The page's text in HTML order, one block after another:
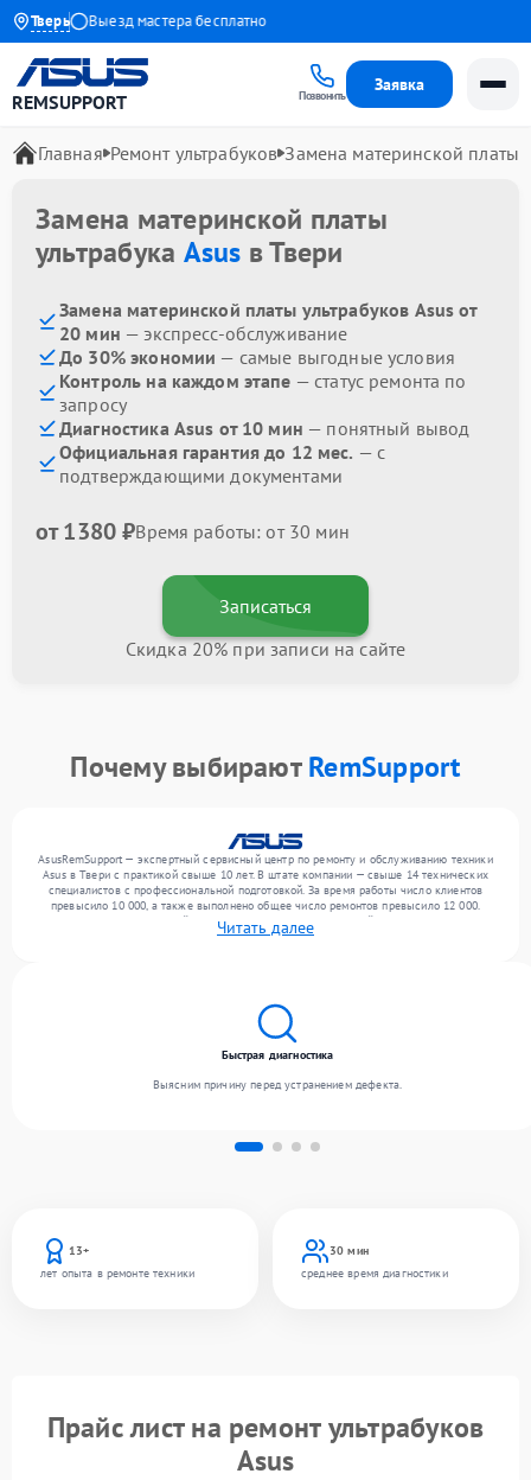
Тверь
1 года Выезд мастера бесплатно
REMSUPPORT Позвонить
Заявка
Главная Ремонт ультрабуков Замена материнской платы
Замена материнской платы
ультрабука Asus в Твери
Замена материнской платы ультрабуков Asus от
20 мин — экспресс-обслуживание
До 30% экономии — самые выгодные условия
Контроль на каждом этапе — статус ремонта по
запросу
Диагностика Asus от 10 мин — понятный вывод
Официальная гарантия до 12 мес. — с
подтверждающими документами
от 1380 ₽Время работы: от 30 мин
Записаться
Скидка 20% при записи на сайте
Почему выбираютRemSupport
AsusRemSupport — экспертный сервисный центр по ремонту и обслуживанию техники
Asus в Твери с практикой свыше 10 лет. В штате компании — свыше 14 технических
специалистов с профессиональной подготовкой. За время работы число клиентов
превысило 10 000, а также выполнено общее число ремонтов превысило 12 000.
Ежемесячно в сервисный центр поступает более 300 устройств, включая , , . Мы
работаем с широким спектром неисправностей и поддерживаем высокий стандарт
Читать далее
13+
лет опыта в ремонте техники
30 мин
среднее время диагностики
Быстрая диагностика
Выясним причину перед устранением дефекта.
Прайс лист на ремонт ультрабуков
Asus